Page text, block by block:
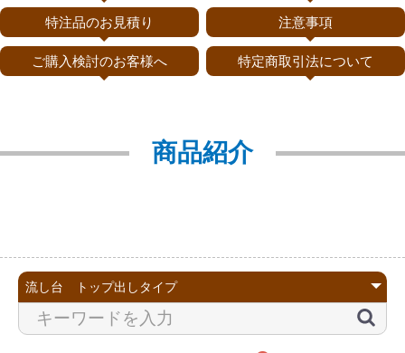
特注品のお見積り 注意事項
ご購入検討のお客様へ 特定商取引法について
商品紹介